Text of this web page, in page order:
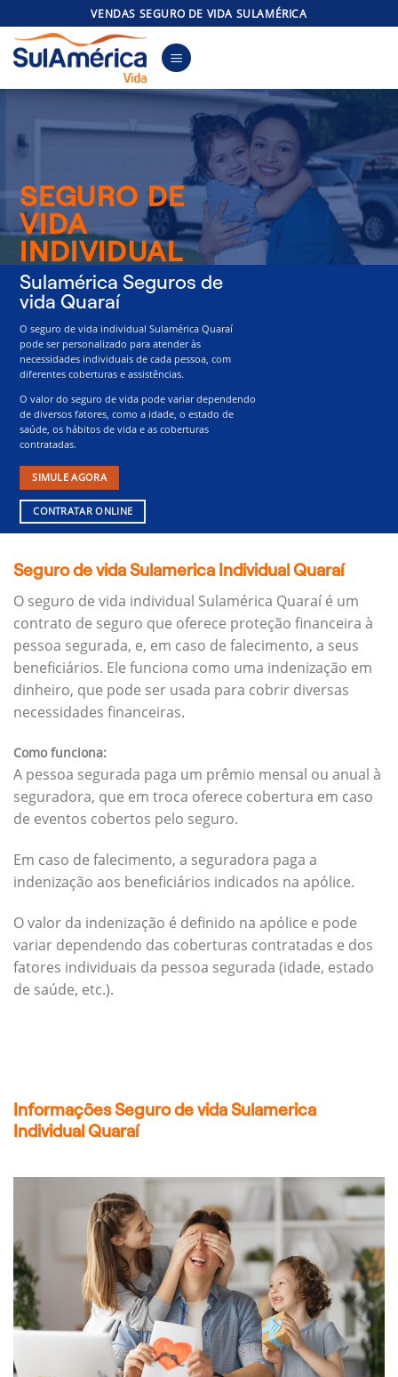
to
content
VENDAS SEGURO DE VIDA SULAMÉRICA
SEGURO DE
VIDA
INDIVIDUAL
Sulamérica Seguros de
vida Quaraí
O seguro de vida individual Sulamérica Quaraí
pode ser personalizado para atender às
necessidades individuais de cada pessoa, com
diferentes coberturas e assistências.
O valor do seguro de vida pode variar dependendo
de diversos fatores, como a idade, o estado de
saúde, os hábitos de vida e as coberturas
contratadas.
SIMULE AGORA
CONTRATAR ONLINE
Seguro de vida Sulamerica Individual Quaraí
O seguro de vida individual Sulamérica Quaraí é um
contrato de seguro que oferece proteção financeira à
pessoa segurada, e, em caso de falecimento, a seus
beneficiários. Ele funciona como uma indenização em
dinheiro, que pode ser usada para cobrir diversas
necessidades financeiras.
Como funciona:
A pessoa segurada paga um prêmio mensal ou anual à
seguradora, que em troca oferece cobertura em caso
de eventos cobertos pelo seguro.
Em caso de falecimento, a seguradora paga a
indenização aos beneficiários indicados na apólice.
O valor da indenização é definido na apólice e pode
variar dependendo das coberturas contratadas e dos
fatores individuais da pessoa segurada (idade, estado
de saúde, etc.).
Informações Seguro de vida Sulamerica
Individual Quaraí